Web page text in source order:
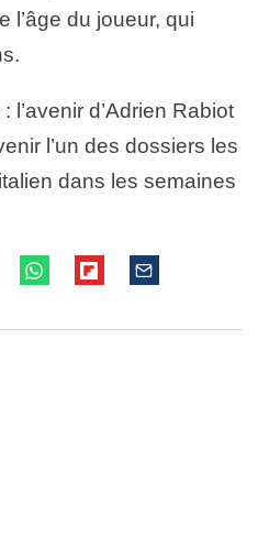
l’âge du joueur, qui
l’avenir d’Adrien Rabiot
l’un des dossiers les
dans les semaines